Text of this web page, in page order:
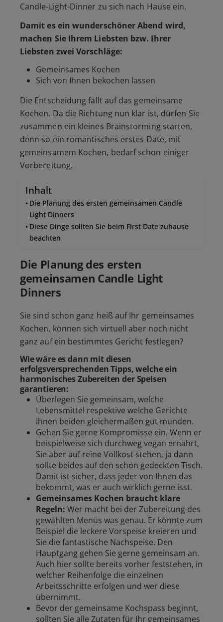
Candle-Light-Dinner zu sich nach Hause ein.
Damit es ein wunderschöner Abend wird,
machen Sie Ihrem Liebsten bzw. Ihrer
Liebsten zwei Vorschläge:
Gemeinsames Kochen
Sich von Ihnen bekochen lassen
Die Entscheidung fällt auf das gemeinsame
Kochen. Da die Richtung nun klar ist, dürfen Sie
zusammen ein kleines Brainstorming starten,
denn so ein romantisches erstes Date, mit
gemeinsamem Kochen, bedarf schon einiger
Vorbereitung.
Inhalt
Die Planung des ersten gemeinsamen Candle
Light Dinners
Diese Dinge sollten Sie beim First Date zuhause
beachten
Die Planung des ersten
gemeinsamen Candle Light
Dinners
Sie sind schon ganz heiß auf Ihr gemeinsames
Kochen, können sich virtuell aber noch nicht
ganz auf ein bestimmtes Gericht festlegen?
Wie wäre es dann mit diesen
erfolgsversprechenden Tipps, welche ein
harmonisches Zubereiten der Speisen
garantieren:
Überlegen Sie gemeinsam, welche
Lebensmittel respektive welche Gerichte
Ihnen beiden gleichermaßen gut munden.
Gehen Sie gerne Kompromisse ein. Wenn er
beispielweise sich durchweg vegan ernährt,
Sie aber auf reine Vollkost stehen, ja dann
sollte beides auf den schön gedeckten Tisch.
Damit ist sicher, dass jeder von Ihnen das
bekommt, was er auch wirklich gerne isst.
Gemeinsames Kochen braucht klare
Regeln: Wer macht bei der Zubereitung des
gewählten Menüs was genau. Er könnte zum
Beispiel die leckere Vorspeise kreieren und
Sie die fantastische Nachspeise. Den
Hauptgang gehen Sie gerne gemeinsam an.
Auch hier sollte bereits vorher feststehen, in
welcher Reihenfolge die einzelnen
Arbeitsschritte erfolgen und wer diese
übernimmt.
Bevor der gemeinsame Kochspass beginnt,
sollten Sie alle Zutaten für Ihr gemeinsames